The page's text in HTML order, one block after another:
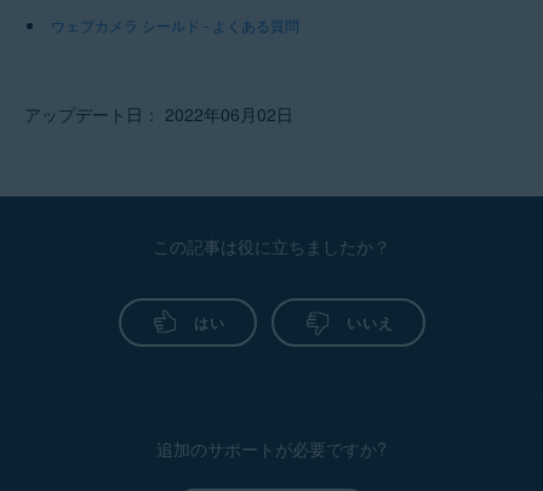
ウェブカメラ シールド - よくある質問
アップデート日： 2022年06月02日
この記事は役に立ちましたか？
はい いいえ
追加のサポートが必要ですか?